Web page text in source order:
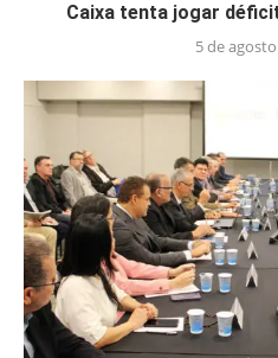
Caixa tenta jogar
5 de